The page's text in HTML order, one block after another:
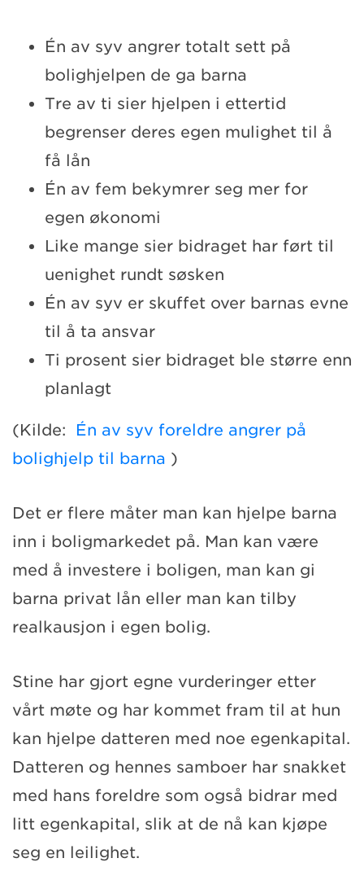
Én av syv angrer totalt sett på
bolighjelpen de ga barna
Tre av ti sier hjelpen i ettertid
begrenser deres egen mulighet til å
få lån
Én av fem bekymrer seg mer for
egen økonomi
Like mange sier bidraget har ført til
uenighet rundt søsken
Én av syv er skuffet over barnas evne
til å ta ansvar
Ti prosent sier bidraget ble større enn
planlagt
(Kilde: Én av syv foreldre angrer på
bolighjelp til barna )
Det er flere måter man kan hjelpe barna
inn i boligmarkedet på. Man kan være
med å investere i boligen, man kan gi
barna privat lån eller man kan tilby
realkausjon i egen bolig.
Stine har gjort egne vurderinger etter
vårt møte og har kommet fram til at hun
kan hjelpe datteren med noe egenkapital.
Datteren og hennes samboer har snakket
med hans foreldre som også bidrar med
litt egenkapital, slik at de nå kan kjøpe
seg en leilighet.